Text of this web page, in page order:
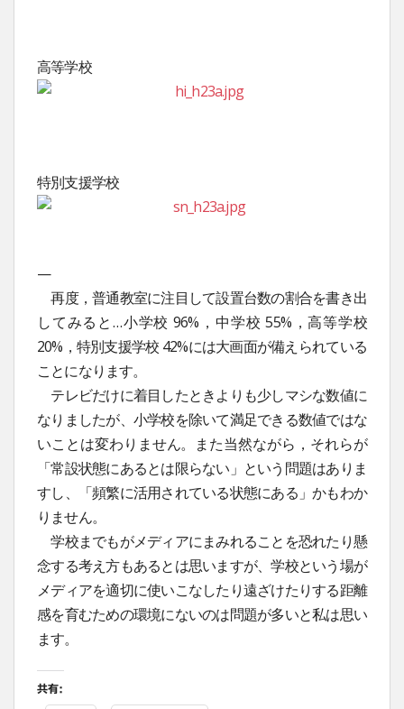
高等学校
特別支援学校
—
再度，普通教室に注目して設置台数の割合を書き出
してみると…小学校 96%，中学校 55%，高等学校
20%，特別支援学校 42%には大画面が備えられている
ことになります。
テレビだけに着目したときよりも少しマシな数値に
なりましたが、小学校を除いて満足できる数値ではな
いことは変わりません。また当然ながら，それらが
「常設状態にあるとは限らない」という問題はありま
すし、「頻繁に活用されている状態にある」かもわか
りません。
学校までもがメディアにまみれることを恐れたり懸
念する考え方もあるとは思いますが、学校という場が
メディアを適切に使いこなしたり遠ざけたりする距離
感を育むための環境にないのは問題が多いと私は思い
ます。
共有: